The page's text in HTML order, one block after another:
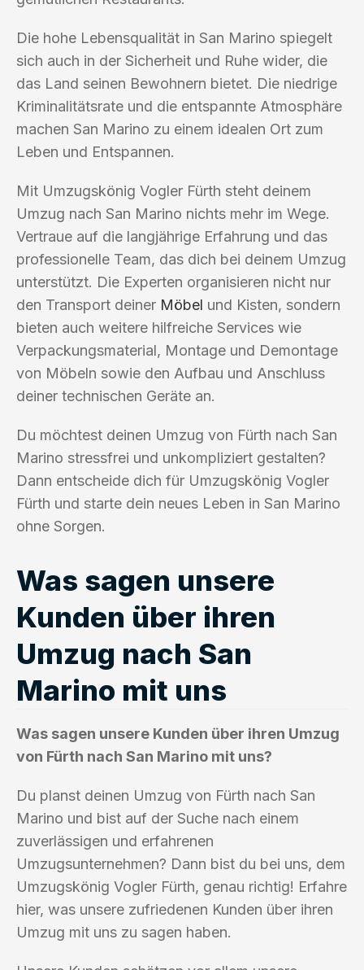
Die hohe Lebensqualität in San Marino spiegelt
sich auch in der Sicherheit und Ruhe wider, die
das Land seinen Bewohnern bietet. Die niedrige
Kriminalitätsrate und die entspannte Atmosphäre
machen San Marino zu einem idealen Ort zum
Leben und Entspannen.
Mit Umzugskönig Vogler Fürth steht deinem
Umzug nach San Marino nichts mehr im Wege.
Vertraue auf die langjährige Erfahrung und das
professionelle Team, das dich bei deinem Umzug
unterstützt. Die Experten organisieren nicht nur
den Transport deiner Möbel und Kisten, sondern
bieten auch weitere hilfreiche Services wie
Verpackungsmaterial, Montage und Demontage
von Möbeln sowie den Aufbau und Anschluss
deiner technischen Geräte an.
Du möchtest deinen Umzug von Fürth nach San
Marino stressfrei und unkompliziert gestalten?
Dann entscheide dich für Umzugskönig Vogler
Fürth und starte dein neues Leben in San Marino
ohne Sorgen.
Was sagen unsere
Kunden über ihren
Umzug nach San
Marino mit uns
Was sagen unsere Kunden über ihren Umzug
von Fürth nach San Marino mit uns?
Du planst deinen Umzug von Fürth nach San
Marino und bist auf der Suche nach einem
zuverlässigen und erfahrenen
Umzugsunternehmen? Dann bist du bei uns, dem
Umzugskönig Vogler Fürth, genau richtig! Erfahre
hier, was unsere zufriedenen Kunden über ihren
Umzug mit uns zu sagen haben.